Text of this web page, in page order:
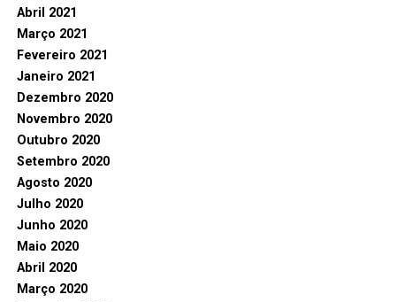
Abril 2021
Março 2021
Fevereiro 2021
Janeiro 2021
Dezembro 2020
Novembro 2020
Outubro 2020
Setembro 2020
Agosto 2020
Julho 2020
Junho 2020
Maio 2020
Abril 2020
Março 2020